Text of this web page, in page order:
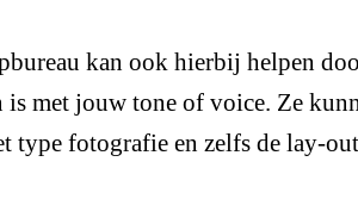
kan ook hierbij helpen
met jouw tone of voice. Ze
type fotografie en zelfs de lay-